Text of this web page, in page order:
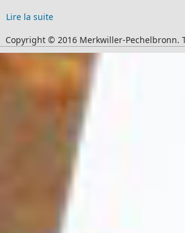
Lire la suite
Copyright © 2016 Merkwiller-Pechelbronn.